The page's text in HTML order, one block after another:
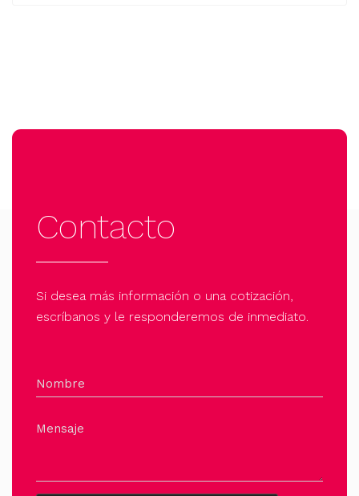
Contacto
Si desea más información o una cotización,
escríbanos y le responderemos de inmediato.
Nombre
Mensaje